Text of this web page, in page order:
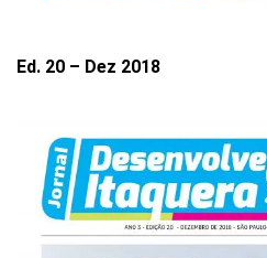
Ed. 20 – Dez 2018